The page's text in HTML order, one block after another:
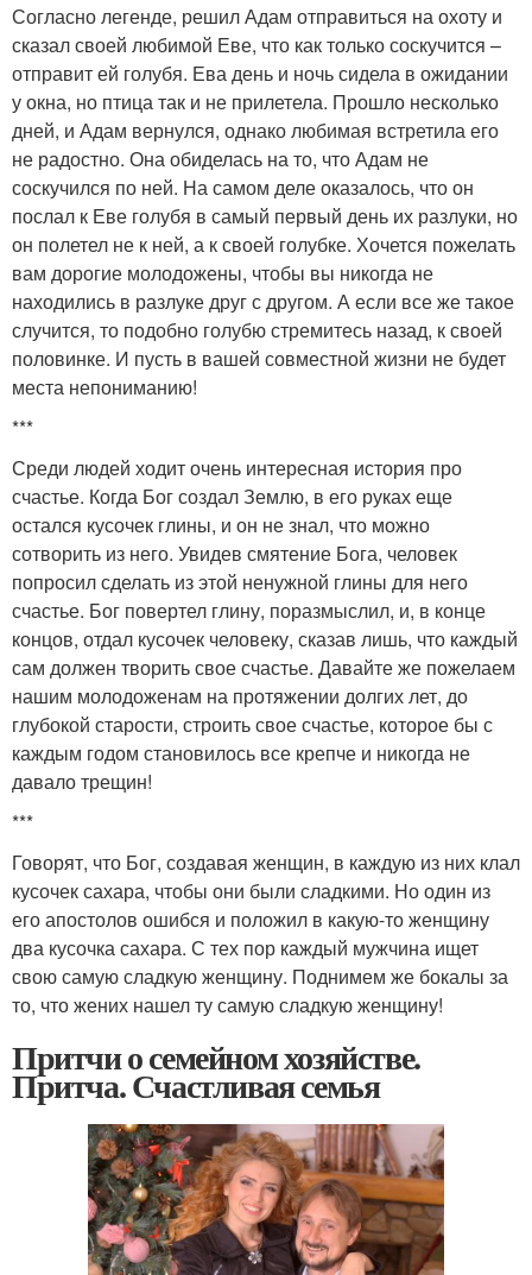
Согласно легенде, решил Адам отправиться на охоту и
сказал своей любимой Еве, что как только соскучится –
отправит ей голубя. Ева день и ночь сидела в ожидании
у окна, но птица так и не прилетела. Прошло несколько
дней, и Адам вернулся, однако любимая встретила его
не радостно. Она обиделась на то, что Адам не
соскучился по ней. На самом деле оказалось, что он
послал к Еве голубя в самый первый день их разлуки, но
он полетел не к ней, а к своей голубке. Хочется пожелать
вам дорогие молодожены, чтобы вы никогда не
находились в разлуке друг с другом. А если все же такое
случится, то подобно голубю стремитесь назад, к своей
половинке. И пусть в вашей совместной жизни не будет
места непониманию!
***
Среди людей ходит очень интересная история про
счастье. Когда Бог создал Землю, в его руках еще
остался кусочек глины, и он не знал, что можно
сотворить из него. Увидев смятение Бога, человек
попросил сделать из этой ненужной глины для него
счастье. Бог повертел глину, поразмыслил, и, в конце
концов, отдал кусочек человеку, сказав лишь, что каждый
сам должен творить свое счастье. Давайте же пожелаем
нашим молодоженам на протяжении долгих лет, до
глубокой старости, строить свое счастье, которое бы с
каждым годом становилось все крепче и никогда не
давало трещин!
***
Говорят, что Бог, создавая женщин, в каждую из них клал
кусочек сахара, чтобы они были сладкими. Но один из
его апостолов ошибся и положил в какую-то женщину
два кусочка сахара. С тех пор каждый мужчина ищет
свою самую сладкую женщину. Поднимем же бокалы за
то, что жених нашел ту самую сладкую женщину!
Притчи о семейном хозяйстве.
Притча. Счастливая семья